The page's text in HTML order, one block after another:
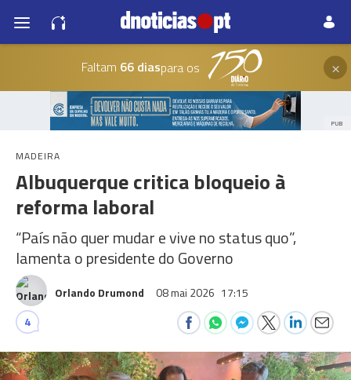
Faltam 66 diaspara os ×
PUB
MADEIRA
Albuquerque critica bloqueio à
reforma laboral
“País não quer mudar e vive no status quo”,
lamenta o presidente do Governo
Orlando Drumond 08 mai 2026 17:15
4